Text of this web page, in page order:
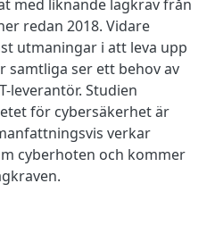
med liknande lagkrav från
redan 2018. Vidare
utmaningar i att leva upp
samtliga ser ett behov av
leverantör. Studien
för cybersäkerhet är
verkar
cyberhoten och kommer